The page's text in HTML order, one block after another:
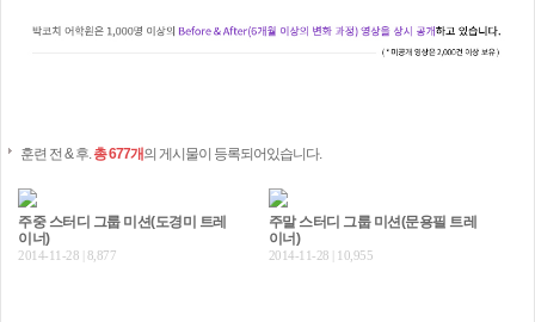
훈련 전 & 후.총 677개의 게시물이 등록되어있습니다.
주중 스터디 그룹 미션(도경미 트레
이너)
2014-11-28 | 8,877
주말 스터디 그룹 미션(문용필 트레
이너)
2014-11-28 | 10,955